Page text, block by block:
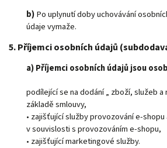
b)Po uplynutí doby uchovávání
údaje vymaže.
5.Příjemci osobních údajů
a) Příjemci osobních údajů jsou
podílející se na dodání „ zboží, služeb a
základě smlouvy,
• zajišťující služby provozování e-
v souvislosti s provozováním e-shopu,
• zajišťující marketingové služby.